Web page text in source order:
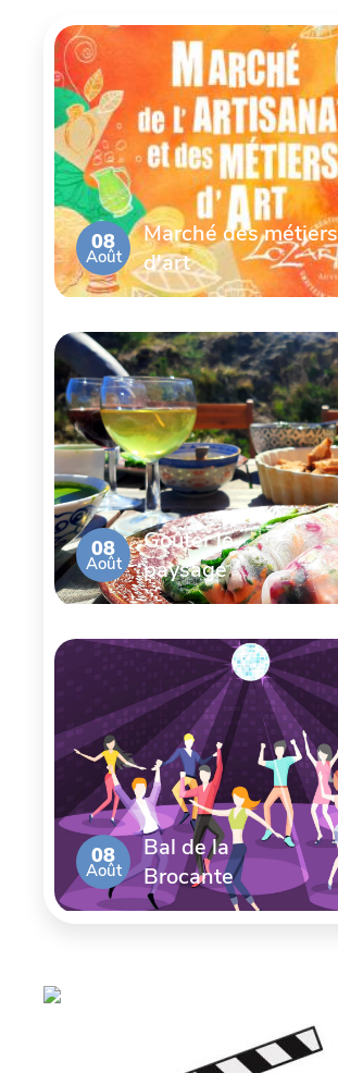
08
Août
Marché des métiers
d'art
08
Août
Goûter le
paysage
08
Août
Bal de la
Brocante